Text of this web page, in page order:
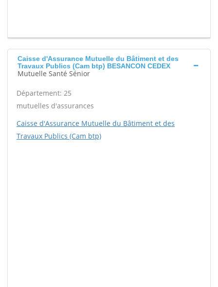
Caisse d'Assurance Mutuelle du Bâtiment et des
Travaux Publics (Cam btp) BESANCON CEDEX
Mutuelle Santé Sénior
Département: 25
mutuelles d'assurances
Caisse d'Assurance Mutuelle du Bâtiment et des
Travaux Publics (Cam btp)